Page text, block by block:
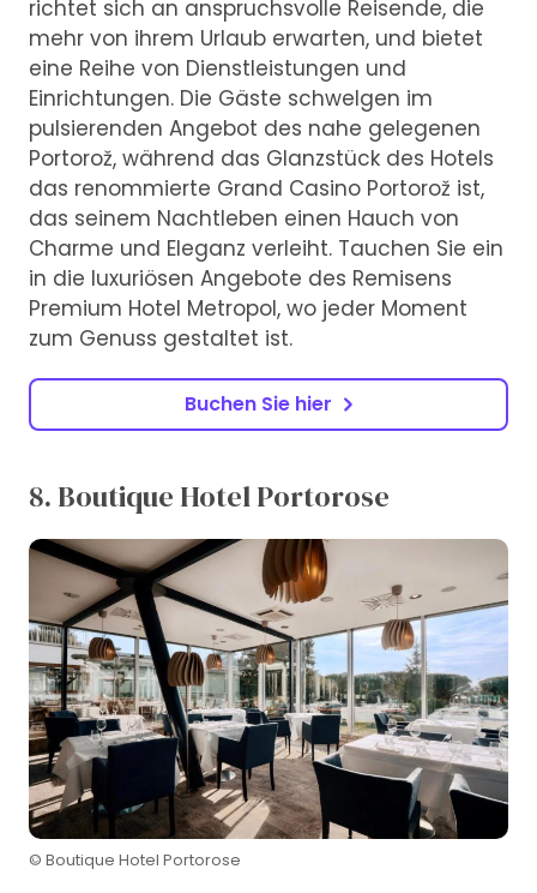
richtet sich an anspruchsvolle Reisende, die
mehr von ihrem Urlaub erwarten, und bietet
eine Reihe von Dienstleistungen und
Einrichtungen. Die Gäste schwelgen im
pulsierenden Angebot des nahe gelegenen
Portorož, während das Glanzstück des Hotels
das renommierte Grand Casino Portorož ist,
das seinem Nachtleben einen Hauch von
Charme und Eleganz verleiht. Tauchen Sie ein
in die luxuriösen Angebote des Remisens
Premium Hotel Metropol, wo jeder Moment
zum Genuss gestaltet ist.
Buchen Sie hier
8. Boutique Hotel Portorose
© Boutique Hotel Portorose